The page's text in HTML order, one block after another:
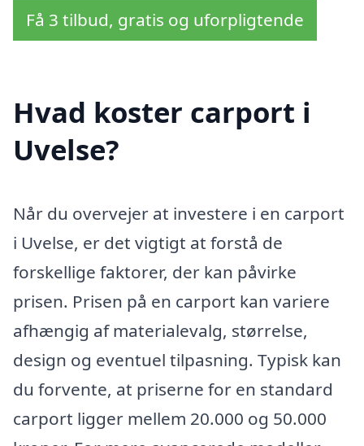
Få 3 tilbud, gratis og uforpligtende
Hvad koster carport i
Uvelse?
Når du overvejer at investere i en carport
i Uvelse, er det vigtigt at forstå de
forskellige faktorer, der kan påvirke
prisen. Prisen på en carport kan variere
afhængig af materialevalg, størrelse,
design og eventuel tilpasning. Typisk kan
du forvente, at priserne for en standard
carport ligger mellem 20.000 og 50.000